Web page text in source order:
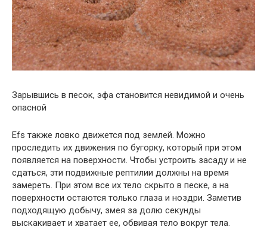
Зарывшись в песок, эфа становится невидимой и очень
опасной
Efs также ловко движется под землей. Можно
проследить их движения по бугорку, который при этом
появляется на поверхности. Чтобы устроить засаду и не
сдаться, эти подвижные рептилии должны на время
замереть. При этом все их тело скрыто в песке, а на
поверхности остаются только глаза и ноздри. Заметив
подходящую добычу, змея за долю секунды
выскакивает и хватает ее, обвивая тело вокруг тела.